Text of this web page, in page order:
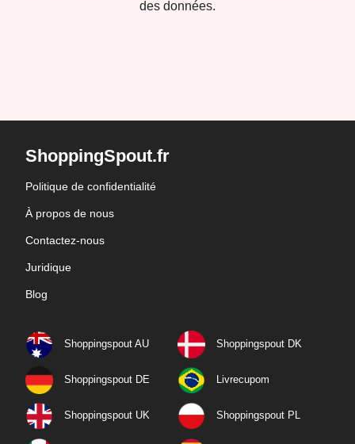
des données.
ShoppingSpout.fr
Politique de confidentialité
À propos de nous
Contactez-nous
Juridique
Blog
Shoppingspout AU Shoppingspout DK
Shoppingspout DE Livrecupom
Shoppingspout UK Shoppingspout PL